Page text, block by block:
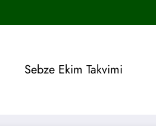
Sebze Ekim Takvimi